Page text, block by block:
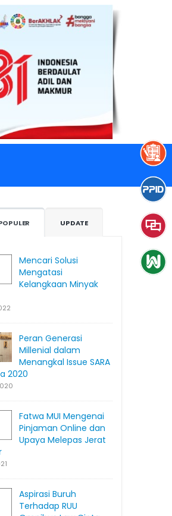
UPDATE
Mencari Solusi
Mengatasi
Kelangkaan Minyak
Peran Generasi
Millenial dalam
Menangkal Issue SARA
2020
Fatwa MUI Mengenai
Pinjaman Online dan
Upaya Melepas Jerat
Aspirasi Buruh
Terhadap RUU